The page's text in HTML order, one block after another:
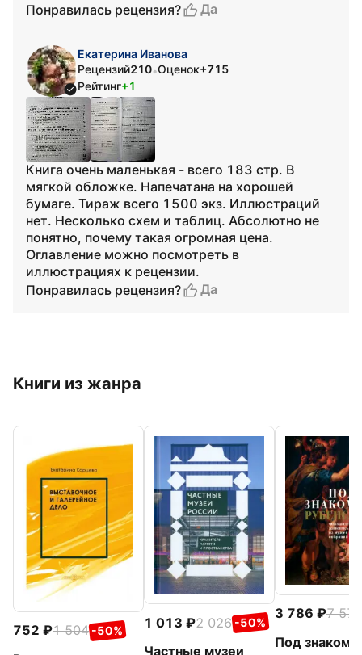
Понравилась рецензия?
Да
Екатерина Иванова
Рецензий210•Оценок+715
Рейтинг+1
Книга очень маленькая - всего 183 стр. В
мягкой обложке. Напечатана на хорошей
бумаге. Тираж всего 1500 экз. Иллюстраций
нет. Несколько схем и таблиц. Абсолютно не
понятно, почему такая огромная цена.
Оглавление можно посмотреть в
иллюстрациях к рецензии.
Понравилась рецензия?
Да
Книги из жанра
752 1 504 -50% 1 013 2 026 -50%
Частные музеи
3 786
7 572
Под знаком